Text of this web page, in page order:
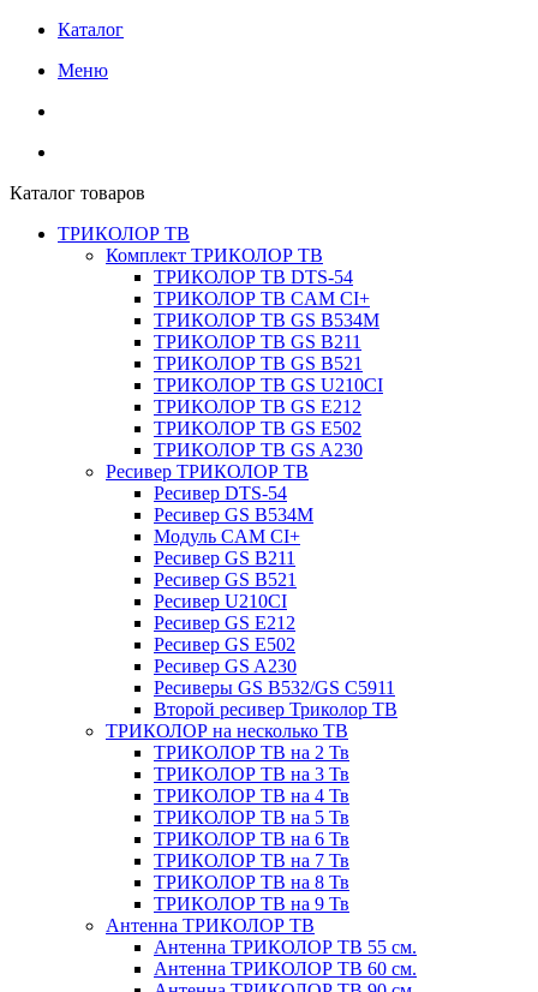
Каталог
Меню
Каталог товаров
ТРИКОЛОР ТВ
Комплект ТРИКОЛОР ТВ
ТРИКОЛОР ТВ DTS-54
ТРИКОЛОР ТВ CAM CI+
ТРИКОЛОР ТВ GS B534M
ТРИКОЛОР ТВ GS B211
ТРИКОЛОР ТВ GS B521
ТРИКОЛОР ТВ GS U210CI
ТРИКОЛОР ТВ GS E212
ТРИКОЛОР ТВ GS E502
ТРИКОЛОР ТВ GS A230
Ресивер ТРИКОЛОР ТВ
Ресивер DTS-54
Ресивер GS B534M
Модуль CAM CI+
Ресивер GS B211
Ресивер GS B521
Ресивер U210CI
Ресивер GS E212
Ресивер GS E502
Ресивер GS A230
Ресиверы GS B532/GS C5911
Второй ресивер Триколор ТВ
ТРИКОЛОР на несколько ТВ
ТРИКОЛОР ТВ на 2 Тв
ТРИКОЛОР ТВ на 3 Тв
ТРИКОЛОР ТВ на 4 Тв
ТРИКОЛОР ТВ на 5 Тв
ТРИКОЛОР ТВ на 6 Тв
ТРИКОЛОР ТВ на 7 Тв
ТРИКОЛОР ТВ на 8 Тв
ТРИКОЛОР ТВ на 9 Тв
Антенна ТРИКОЛОР ТВ
Антенна ТРИКОЛОР ТВ 55 см.
Антенна ТРИКОЛОР ТВ 60 см.